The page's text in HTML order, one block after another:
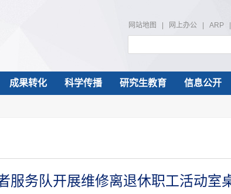
网站地图 网上办公| ARP
成果转化 科学传播 研究生教育 信息公开
服务队开展维修离退休职工活动室